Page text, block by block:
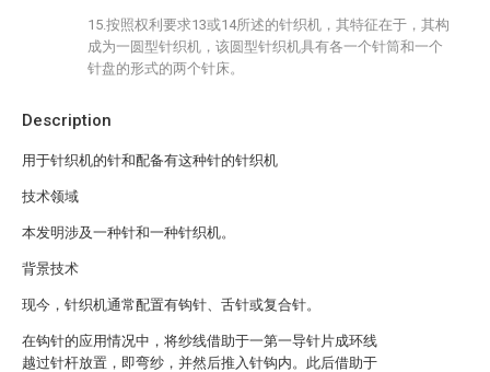
Description
用于针织机的针和配备有这种针的针织机
技术领域
本发明涉及一种针和一种针织机。
背景技术
现今，针织机通常配置有钩针、舌针或复合针。
在钩针的应用情况中，将纱线借助于一第一导针片成环线
越过针杆放置，即弯纱，并然后推入针钩内。此后借助于
15.按照权利要求13或14所述的针织机，其特征在于，其构
成为一圆型针织机，该圆型针织机具有各一个针筒和一个
针盘的形式的两个针床。